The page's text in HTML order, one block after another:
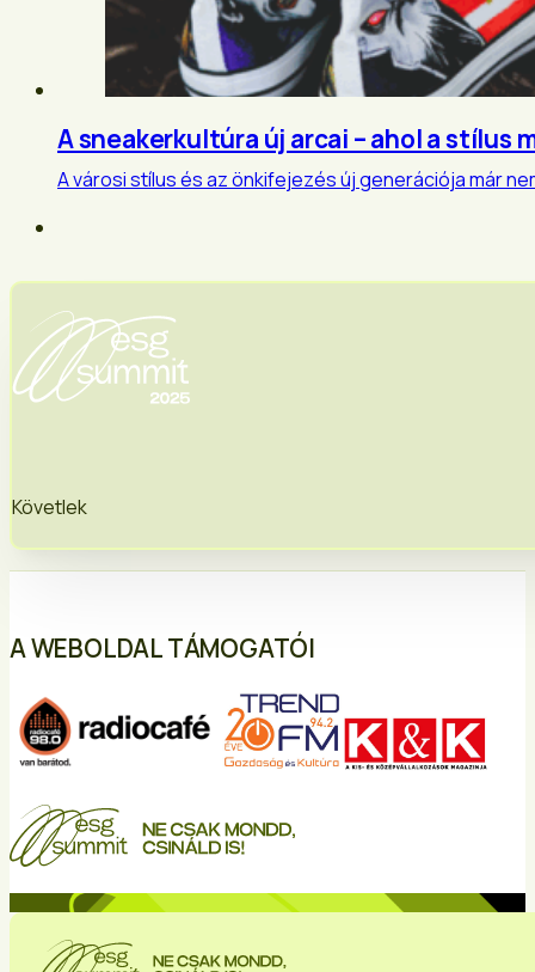
A sneakerkultúra új arcai – ahol a stílus
A városi stílus és az önkifejezés új generációja már
Követlek
A WEBOLDAL TÁMOGATÓI